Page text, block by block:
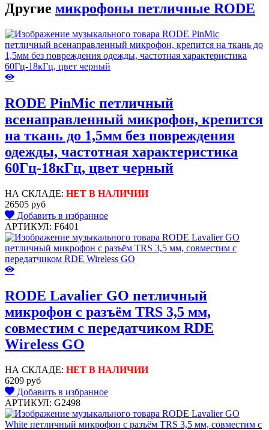
Другие микрофоны петличные RODE
RODE PinMic петличный
всенаправленный микрофон, крепится
на ткань до 1,5мм без повреждения
одежды, частотная характеристика
60Гц-18кГц, цвет черный
НА СКЛАДЕ: НЕТ В НАЛИЧИИ
26505 руб
Добавить в избранное
АРТИКУЛ: F6401
RODE Lavalier GO петличный
микрофон c разъём TRS 3,5 мм,
совместим с передатчиком RDE
Wireless GO
НА СКЛАДЕ: НЕТ В НАЛИЧИИ
6209 руб
Добавить в избранное
АРТИКУЛ: G2498